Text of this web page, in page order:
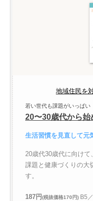
地域住民を
若い世代も課題がいっぱい
20〜30歳代から始
生活習慣を見直して元
20歳代30歳代に向け
課題と健康づくりの大
す。
187円(税抜価格170円) B5